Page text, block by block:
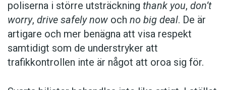
poliserna i större utsträckning thank you, don’t
worry, drive safely now och no big deal. De är
artigare och mer benägna att visa respekt
samtidigt som de understryker att
trafikkontrollen inte är något att oroa sig för.